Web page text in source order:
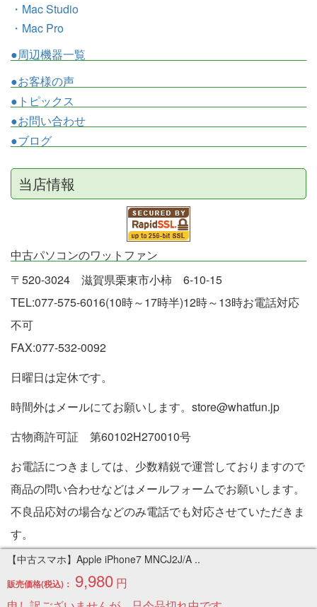
【中古スマホ】Apple iPhone7 MNCJ2J/A ..
販売価格(税込)： 9,980 円
・Mac Studio
・Mac Pro
●周辺機器一覧
●お客様の声
●トピックス
●お問い合わせ
●ブログ
当店情報
中古パソコンのワットファン
〒520-3024 滋賀県栗東市小柿 6-10-15
TEL:077-575-6016(10時～17時半)12時～13時お電話対応
不可
FAX:077-532-0092
日曜日は定休です。
時間外はメールにてお願いします。store@whatfun.jp
古物商許可証 第60102H270010号
お電話につきましては、少数精鋭で運営しておりますので
商品の問い合わせなどはメールフォームでお願いします。
不良品応対の場合などのみ電話でも対応させていただきま
す。
特定商取引法に基づく表記
Copyright © 2005-2026 中古パソコン通販専門店 | PC販売